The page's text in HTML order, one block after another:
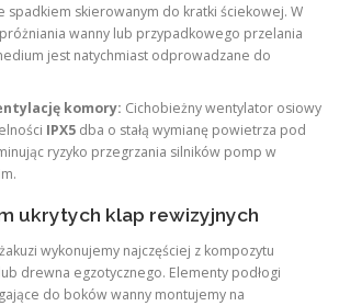
spadkiem skierowanym do kratki ściekowej. W
wanny lub przypadkowego przelania
jest natychmiast odprowadzane do
komory: Cichobieżny wentylator osiowy
IPX5dba o stałą wymianę powietrza pod
ryzyko przegrzania silników pomp w
ukrytych klap rewizyjnych
wykonujemy najczęściej z kompozytu
drewna egzotycznego. Elementy podłogi
do boków wanny montujemy na